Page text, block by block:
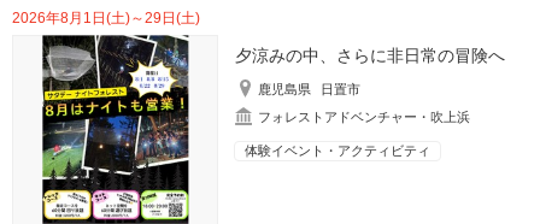
2026年8月1日(土)～29日(土)
夕涼みの中、さらに非日常の冒険へ
鹿児島県
日置市
フォレストアドベンチャー・吹上浜
体験イベント・アクティビティ